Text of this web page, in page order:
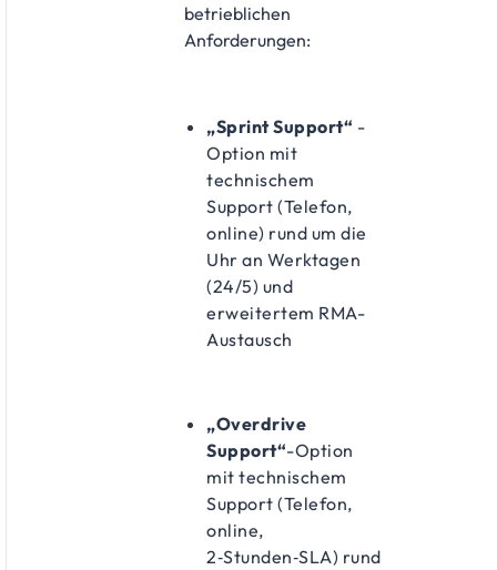
betrieblichen
Anforderungen:
„Sprint Support“ -
Option mit
technischem
Support (Telefon,
online) rund um die
Uhr an Werktagen
(24/5) und
erweitertem RMA-
Austausch
„Overdrive
Support“-Option
mit technischem
Support (Telefon,
online,
2‑Stunden‑SLA) rund